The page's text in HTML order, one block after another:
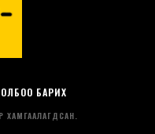
БАРИХ
ХАМГААЛАГДСАН.